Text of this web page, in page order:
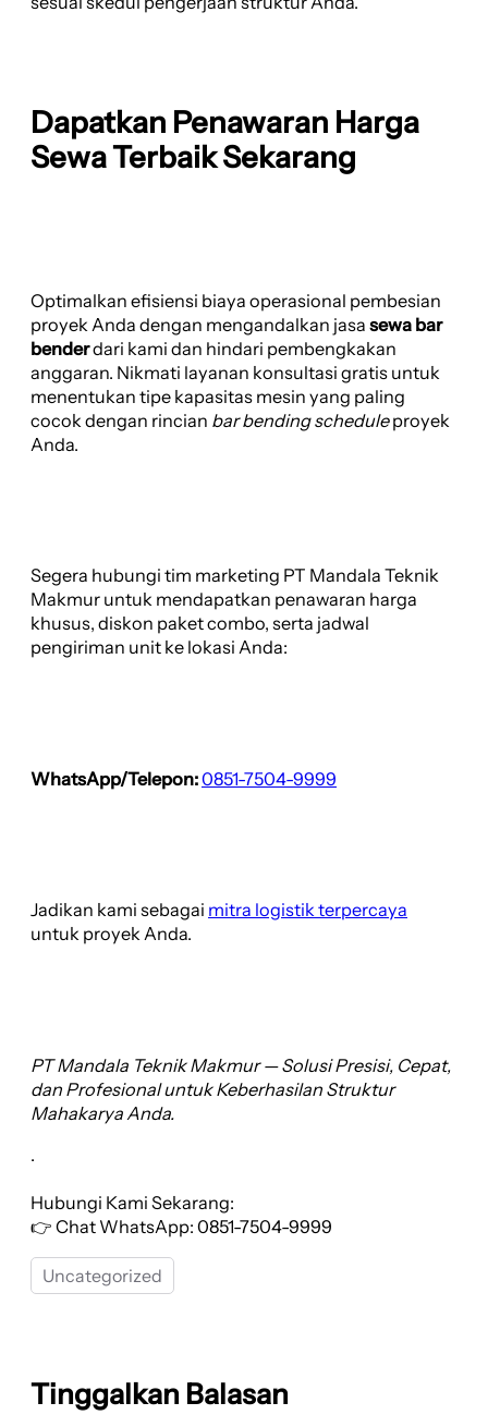
Dapatkan Penawaran Harga
Sewa Terbaik Sekarang
Optimalkan efisiensi biaya operasional pembesian
proyek Anda dengan mengandalkan jasa sewa bar
benderdari kami dan hindari pembengkakan
anggaran. Nikmati layanan konsultasi gratis untuk
menentukan tipe kapasitas mesin yang paling
cocok dengan rincian bar bending scheduleproyek
Anda.
Segera hubungi tim marketing PT Mandala Teknik
Makmur untuk mendapatkan penawaran harga
khusus, diskon paket combo, serta jadwal
pengiriman unit ke lokasi Anda:
WhatsApp/Telepon:0851-7504-9999
Jadikan kami sebagai mitra logistik terpercaya
untuk proyek Anda.
PT Mandala Teknik Makmur — Solusi Presisi, Cepat,
dan Profesional untuk Keberhasilan Struktur
Mahakarya Anda.
.
Hubungi Kami Sekarang:
👉 Chat WhatsApp: 0851-7504-9999
Uncategorized
Tinggalkan Balasan